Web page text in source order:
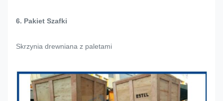
6. Pakiet Szafki
Skrzynia drewniana z paletami